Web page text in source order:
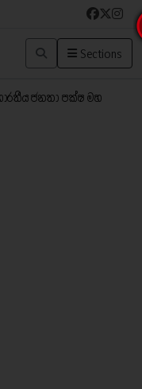
Sections
ජනතා පක්ෂ මහ